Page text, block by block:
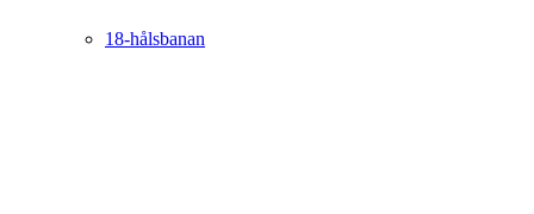
18-hålsbanan